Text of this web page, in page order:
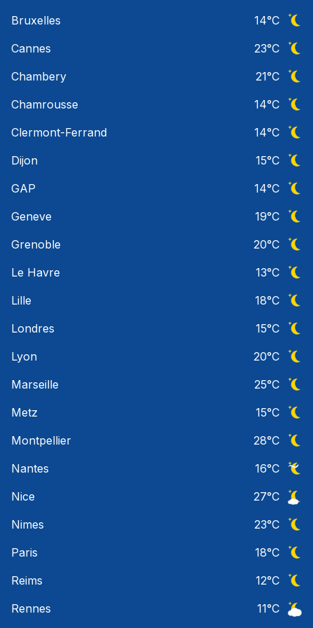
Bruxelles
14°C
Cannes
23°C
Chambery
21°C
Chamrousse
14°C
Clermont-Ferrand
14°C
Dijon
15°C
GAP
14°C
Geneve
19°C
Grenoble
20°C
Le Havre
13°C
Lille
18°C
Londres
15°C
Lyon
20°C
Marseille
25°C
Metz
15°C
Montpellier
28°C
Nantes
16°C
Nice
27°C
Nimes
23°C
Paris
18°C
Reims
12°C
Rennes
11°C